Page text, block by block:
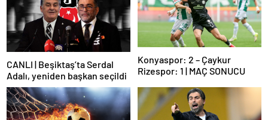
CANLI | Beşiktaş’ta Serdal
Adalı, yeniden başkan seçildi
Konyaspor: 2 – Çaykur
Rizespor: 1 | MAÇ SONUCU